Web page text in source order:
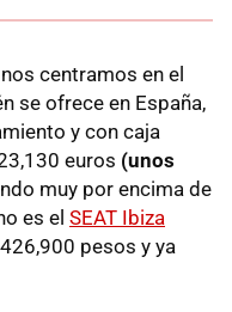
centramos en el
se ofrece en España,
y con caja
euros (unos
muy por encima de
es el SEAT Ibiza
pesos y ya